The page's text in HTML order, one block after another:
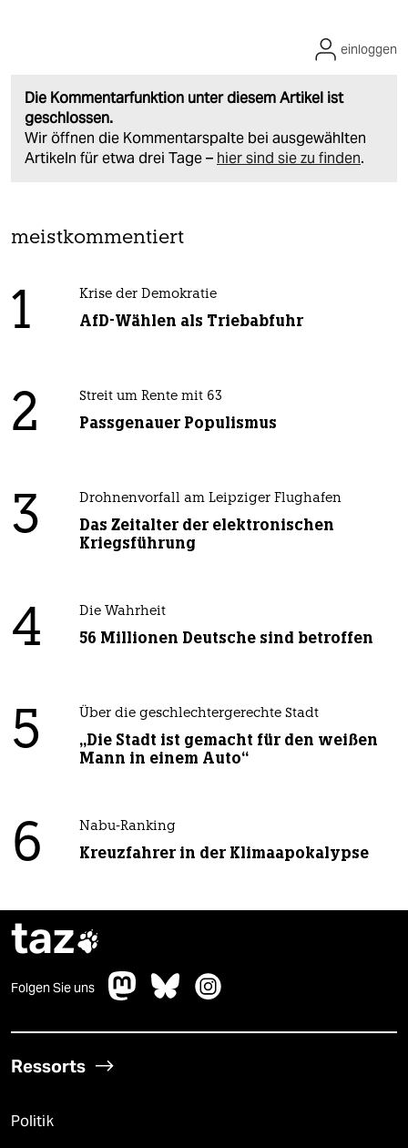
Die Kommentarfunktion unter diesem Artikel ist
geschlossen.
Wir öffnen die Kommentarspalte bei ausgewählten
Artikeln für etwa drei Tage – hier sind sie zu finden.
einloggen
meistkommentiert
1 Krise der Demokratie
AfD-Wählen als Triebabfuhr
2 Streit um Rente mit 63
Passgenauer Populismus
3 Drohnenvorfall am Leipziger Flughafen
Das Zeitalter der elektronischen
Kriegsführung
4 Die Wahrheit
56 Millionen Deutsche sind betroffen
5 Über die geschlechtergerechte Stadt
„Die Stadt ist gemacht für den weißen
Mann in einem Auto“
6 Nabu-Ranking
Kreuzfahrer in der Klimaapokalypse
taz
Folgen Sie uns
Ressorts
Politik